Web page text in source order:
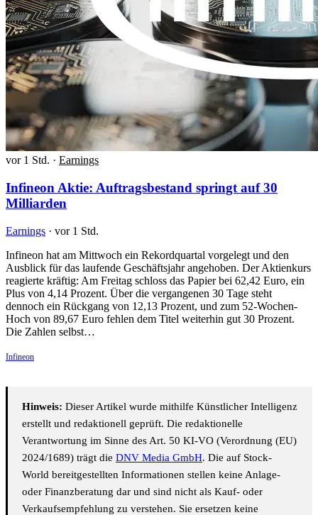
vor 1 Std. · Earnings
Infineon Aktie: Auftragsbestand springt auf 30
Milliarden
Earnings · vor 1 Std.
Infineon hat am Mittwoch ein Rekordquartal vorgelegt und den
Ausblick für das laufende Geschäftsjahr angehoben. Der Aktienkurs
reagierte kräftig: Am Freitag schloss das Papier bei 62,42 Euro, ein
Plus von 4,14 Prozent. Über die vergangenen 30 Tage steht
dennoch ein Rückgang von 12,13 Prozent, und zum 52-Wochen-
Hoch von 89,67 Euro fehlen dem Titel weiterhin gut 30 Prozent.
Die Zahlen selbst…
Infineon
Hinweis: Dieser Artikel wurde mithilfe Künstlicher Intelligenz
erstellt und redaktionell geprüft. Die redaktionelle
Verantwortung im Sinne des Art. 50 KI-VO (Verordnung (EU)
2024/1689) trägt die DNV Media GmbH. Die auf Stock-
World bereitgestellten Informationen stellen keine Anlage-
oder Finanzberatung dar und sind nicht als Kauf- oder
Verkaufsempfehlung zu verstehen. Sie ersetzen keine